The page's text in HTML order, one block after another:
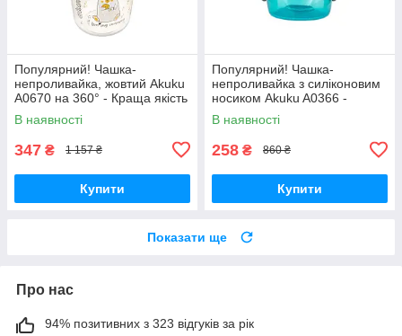
Популярний! Чашка-
непроливайка, жовтий Akuku
A0670 на 360° - Краща якість
тільки на Nukleon.com.ua
В наявності
347 ₴ 1 157 ₴
Купити
Популярний! Чашка-
непроливайка з силіконовим
носиком Akuku A0366 -
Краща якість тільки на
Nukleon.com.ua
В наявності
258 ₴ 860 ₴
Купити
Показати ще
Про нас
94% позитивних з 323 відгуків за рік